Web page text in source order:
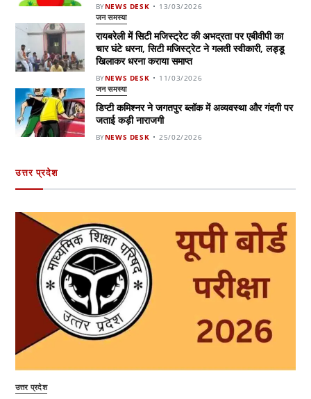
BYNEWS DESK 13/03/2026
जन समस्या
रायबरेली में सिटी मजिस्ट्रेट की अभद्रता पर एबीवीपी का
चार घंटे धरना, सिटी मजिस्ट्रेट ने गलती स्वीकारी, लड्डू
खिलाकर धरना कराया समाप्त
BYNEWS DESK 11/03/2026
जन समस्या
डिप्टी कमिश्नर ने जगतपुर ब्लॉक में अव्यवस्था और गंदगी पर
जताई कड़ी नाराजगी
BYNEWS DESK 25/02/2026
उत्तर प्रदेश
उत्तर प्रदेश